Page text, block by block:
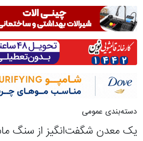
دسته‌بندی عمومی
یک معدن شگفت‌انگیز از سنگ